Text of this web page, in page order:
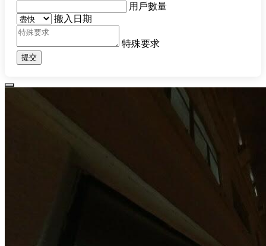
用戶數量
搬入日期
特殊要求
提交